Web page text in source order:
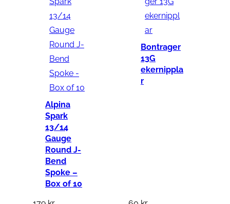
Alpina
Spark
13/14
Gauge
Round J-
Bend
Spoke –
Box of 10
Bontrager
13G
ekernippla
r